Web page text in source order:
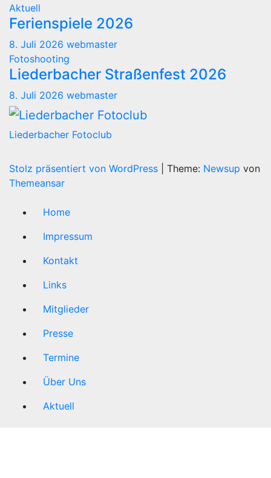
Aktuell
Ferienspiele 2026
8. Juli 2026 webmaster
Fotoshooting
Liederbacher Straßenfest 2026
8. Juli 2026 webmaster
Liederbacher Fotoclub
Stolz präsentiert von WordPress Theme: Newsup von
Themeansar
Home
Impressum
Kontakt
Links
Mitglieder
Presse
Termine
Über Uns
Aktuell